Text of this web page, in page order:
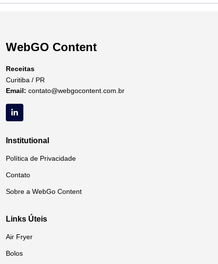
WebGO Content
Receitas
Curitiba / PR
Email: contato@webgocontent.com.br
Institutional
Política de Privacidade
Contato
Sobre a WebGo Content
Links Úteis
Air Fryer
Bolos